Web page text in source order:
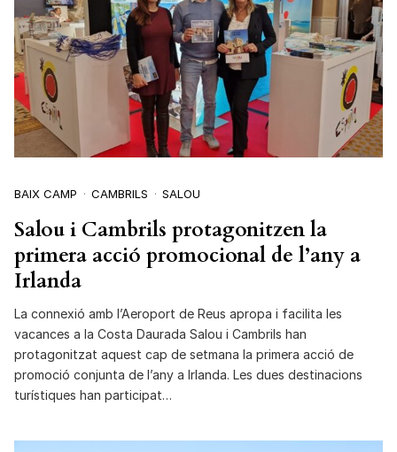
BAIX CAMP CAMBRILS SALOU
Salou i Cambrils protagonitzen la
primera acció promocional de l’any a
Irlanda
La connexió amb l’Aeroport de Reus apropa i facilita les
vacances a la Costa Daurada Salou i Cambrils han
protagonitzat aquest cap de setmana la primera acció de
promoció conjunta de l’any a Irlanda. Les dues destinacions
turístiques han participat…